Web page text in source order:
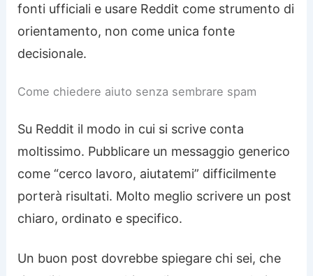
fonti ufficiali e usare Reddit come strumento di
orientamento, non come unica fonte
decisionale.
Come chiedere aiuto senza sembrare spam
Su Reddit il modo in cui si scrive conta
moltissimo. Pubblicare un messaggio generico
come “cerco lavoro, aiutatemi” difficilmente
porterà risultati. Molto meglio scrivere un post
chiaro, ordinato e specifico.
Un buon post dovrebbe spiegare chi sei, che